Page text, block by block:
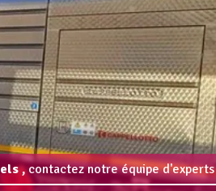
,contactez notre équipe